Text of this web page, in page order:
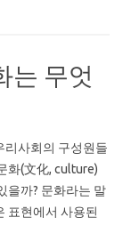
는 무엇
리사회의 구성원들
화(文化, culture)
을까? 문화라는 말
표현에서 사용된